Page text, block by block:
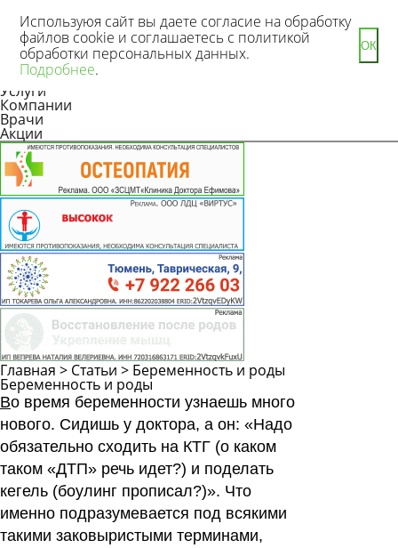
Новости
Статьи
Услуги
Компании
Врачи
Акции
Главная > Статьи > Беременность и роды
Беременность и роды
Во время беременности узнаешь много
нового. Сидишь у доктора, а он: «Надо
обязательно сходить на КТГ (о каком
таком «ДТП» речь идет?) и поделать
кегель (боулинг прописал?)». Что
именно подразумевается под всякими
такими заковыристыми терминами,
Используюя сайт вы даете согласие на обработку
файлов cookie и соглашаетесь с политикой
обработки персональных данных.
Подробнее.
ОК